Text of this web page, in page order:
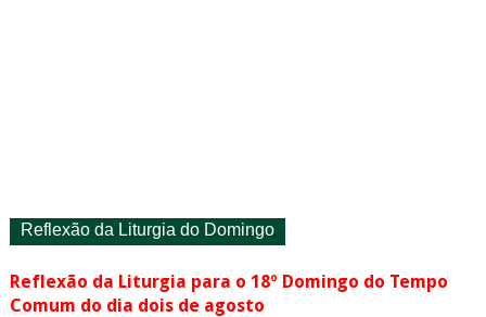
Reflexão da Liturgia do Domingo
Reflexão da Liturgia para o 18º Domingo do Tempo
Comum do dia dois de agosto